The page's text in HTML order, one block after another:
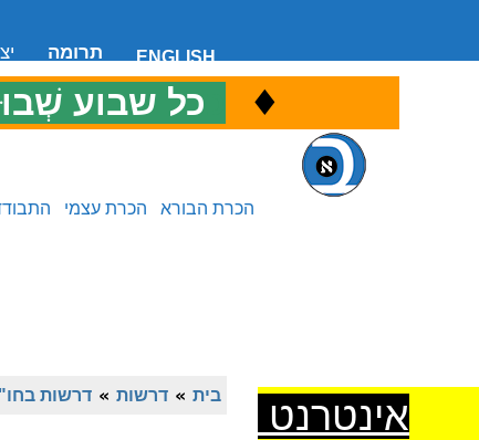
תרומה ENGLISH
♦ כל שבוע
הכרת הבורא הכרת עצמי
בית »דרשות »דרשות
אינטרנט